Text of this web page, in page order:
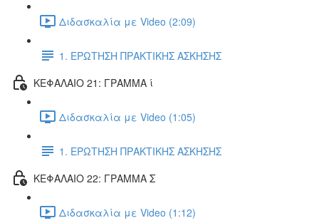
Διδασκαλία με Video (2:09)
1. ΕΡΩΤΗΣΗ ΠΡΑΚΤΙΚΗΣ ΑΣΚΗΣΗΣ
ΚΕΦΑΛΑΙΟ 21: ΓΡΑΜΜΑ ί
Διδασκαλία με Video (1:05)
1. ΕΡΩΤΗΣΗ ΠΡΑΚΤΙΚΗΣ ΑΣΚΗΣΗΣ
ΚΕΦΑΛΑΙΟ 22: ΓΡΑΜΜΑ Σ
Διδασκαλία με Video (1:12)